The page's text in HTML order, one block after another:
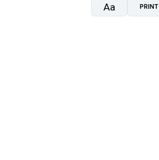
Aa PRINT